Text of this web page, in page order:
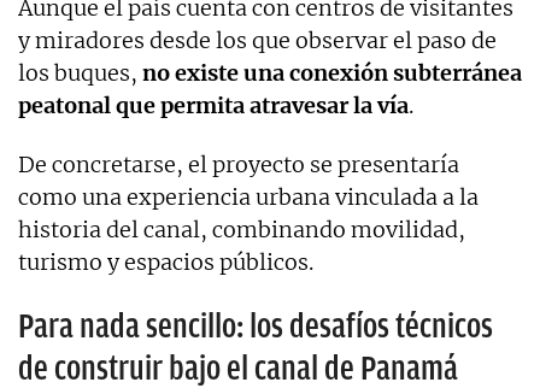
Aunque el país cuenta con centros de visitantes
y miradores desde los que observar el paso de
los buques, no existe una conexión subterránea
peatonal que permita atravesar la vía.
De concretarse, el proyecto se presentaría
como una experiencia urbana vinculada a la
historia del canal, combinando movilidad,
turismo y espacios públicos.
Para nada sencillo: los desafíos técnicos
de construir bajo el canal de Panamá